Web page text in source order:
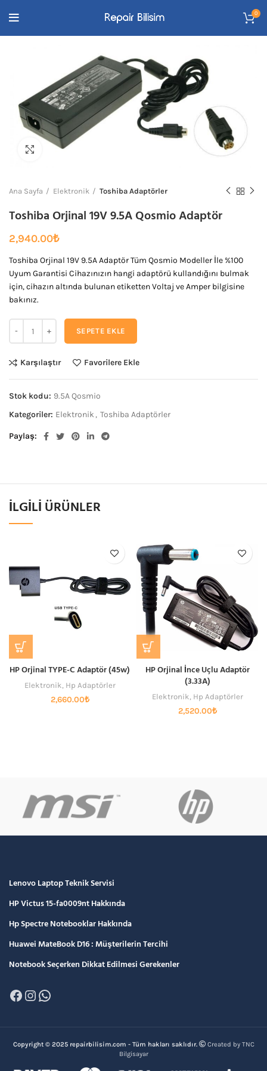
0
Büyütmek için tıklayın
Ana Sayfa Elektronik Toshiba Adaptörler
Toshiba Orjinal 19V 9.5A Qosmio Adaptör
2,940.00₺
Toshiba Orjinal 19V 9.5A Adaptör Tüm Qosmio Modeller İle %100
Uyum Garantisi Cihazınızın hangi adaptörü kullandığını bulmak
için, cihazın altında bulunan etiketten Voltaj ve Amper bilgisine
bakınız.
SEPETE EKLE
Karşılaştır Favorilere Ekle
Stok kodu: 9.5A Qosmio
Kategoriler: Elektronik , Toshiba Adaptörler
Paylaş
İLGILI ÜRÜNLER
HP Orjinal TYPE-C Adaptör (45w)
Elektronik, Hp Adaptörler
2,660.00₺
HP Orjinal İnce Uçlu Adaptör
(3.33A)
Elektronik, Hp Adaptörler
2,520.00₺
Lenovo Laptop Teknik Servisi
HP Victus 15-fa0009nt Hakkında
Hp Spectre Notebooklar Hakkında
Huawei MateBook D16 : Müşterilerin Tercihi
Notebook Seçerken Dikkat Edilmesi Gerekenler
Facebook
Instagram
WhatsApp
Copyright © 2025 repairbilisim.com - Tüm hakları saklıdır.
Created by TNC
Bilgisayar